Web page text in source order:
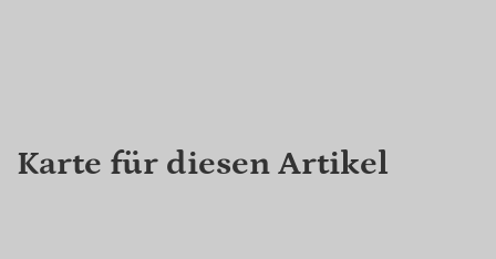
Karte für diesen Artikel